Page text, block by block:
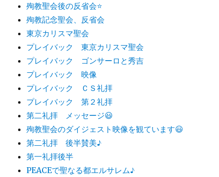
殉教聖会後の反省会⭐️
殉教記念聖会、反省会
東京カリスマ聖会
プレイバック 東京カリスマ聖会
プレイバック ゴンサーロと秀吉
プレイバック 映像
プレイバック ＣＳ礼拝
プレイバック 第２礼拝
第二礼拝 メッセージ😃
殉教聖会のダイジェスト映像を観ています😃
第二礼拝 後半賛美♪
第一礼拝後半
PEACEで聖なる都エルサレム♪